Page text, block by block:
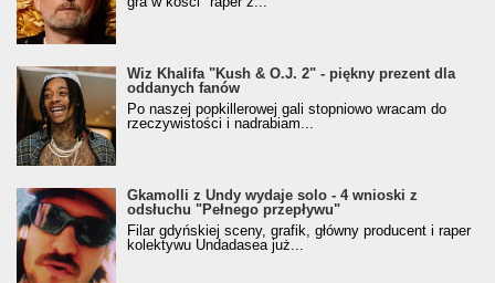
Wiz Khalifa "Kush & O.J. 2" - piękny prezent dla
oddanych fanów
Po naszej popkillerowej gali stopniowo wracam do
rzeczywistości i nadrabiam...
Gkamolli z Undy wydaje solo - 4 wnioski z
odsłuchu "Pełnego przepływu"
Filar gdyńskiej sceny, grafik, główny producent i raper
kolektywu Undadasea już...